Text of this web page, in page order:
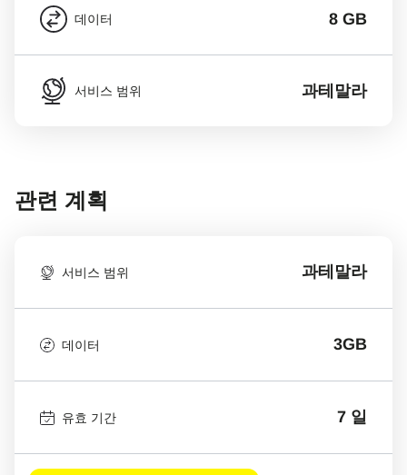
데이터 8 GB
서비스 범위 과테말라
관련 계획
서비스 범위 과테말라
데이터 3GB
유효 기간 7 일